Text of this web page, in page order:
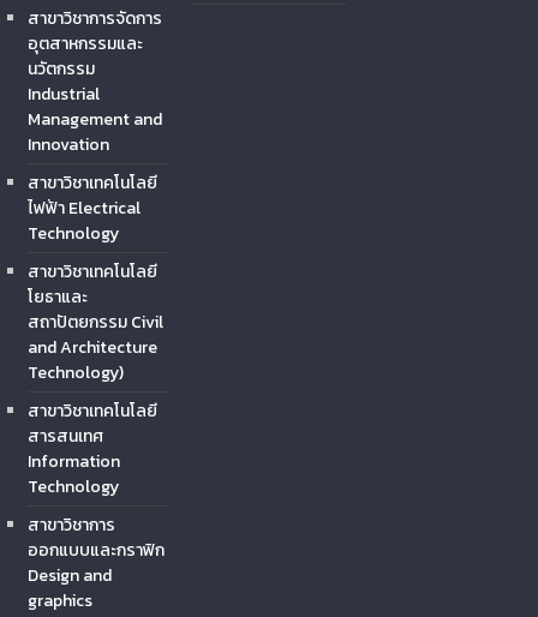
สาขาวิชาการจัดการ
อุตสาหกรรมและ
นวัตกรรม
Industrial
Management and
Innovation
สาขาวิชาเทคโนโลยี
ไฟฟ้า Electrical
Technology
สาขาวิชาเทคโนโลยี
โยธาและ
สถาปัตยกรรม Civil
and Architecture
Technology)
สาขาวิชาเทคโนโลยี
สารสนเทศ
Information
Technology
สาขาวิชาการ
ออกแบบและกราฟิก
Design and
graphics